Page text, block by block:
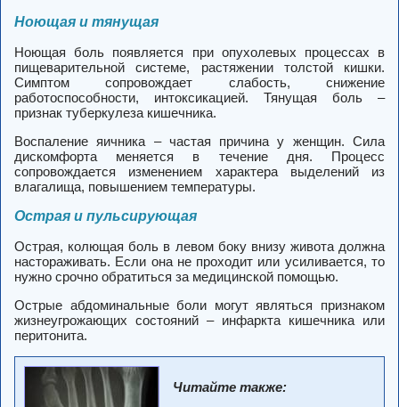
Ноющая и тянущая
Ноющая боль появляется при опухолевых процессах в
пищеварительной системе, растяжении толстой кишки.
Симптом сопровождает слабость, снижение
работоспособности, интоксикацией. Тянущая боль –
признак туберкулеза кишечника.
Воспаление яичника – частая причина у женщин. Сила
дискомфорта меняется в течение дня. Процесс
сопровождается изменением характера выделений из
влагалища, повышением температуры.
Острая и пульсирующая
Острая, колющая боль в левом боку внизу живота должна
настораживать. Если она не проходит или усиливается, то
нужно срочно обратиться за медицинской помощью.
Острые абдоминальные боли могут являться признаком
жизнеугрожающих состояний – инфаркта кишечника или
перитонита.
Читайте также: